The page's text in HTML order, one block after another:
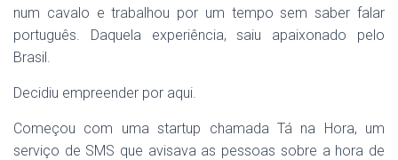
num cavalo e trabalhou por um tempo sem saber falar
português. Daquela experiência, saiu apaixonado pelo
Brasil.
Decidiu empreender por aqui.
Começou com uma startup chamada Tá na Hora, um
serviço de SMS que avisava as pessoas sobre a hora de